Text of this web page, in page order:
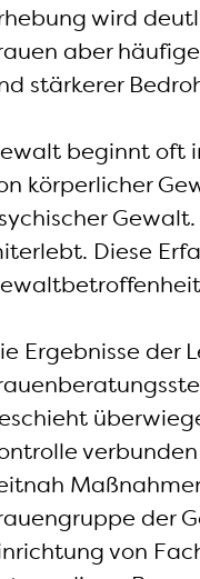
wird
aber
stärkerer
beginnt oft
körperlicher
Diese
Ergebnisse der
der
von